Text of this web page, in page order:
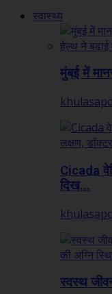
स्वास्थ्य
मुंबई में
Cicada
दिख...
स्वस्थ